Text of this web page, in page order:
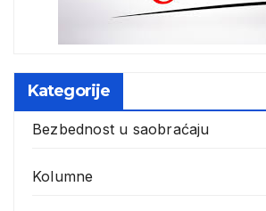
Kategorije
Bezbednost u saobraćaju
Kolumne